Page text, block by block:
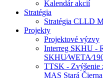
Kalendár akcií
Stratégia
Stratégia CLLD
Projekty
Projektové výzvy
Interreg SKHU -
TTSK - Zvýšenie
MAS Stará